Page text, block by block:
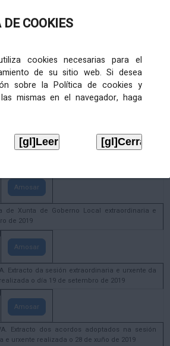
COOKIES
cookies necesarias para el
de su sitio web. Si desea
sobre la Política de cookies y
mismas en el navegador, haga
Amosar
Amosar
Extracto do Pleno ordinario de data 2.7.2020
Extracto da Xunta de Goberno Local de 17 de
Amosar
de Xunta de Goberno Local extraordinaria e
de 2019
Amosar
Extracto da sesión extraordinaria e urxente da
o día 19 de setembro de 2019
Amosar
Extracto dos acordos adoptados na sesión
e urxente realizada o 28 de xuño de 2019